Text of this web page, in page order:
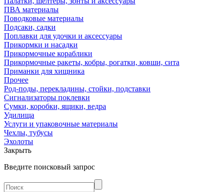
ПВА материалы
Поводковые материалы
Подсаки, садки
Поплавки для удочки и аксессуары
Прикормки и насадки
Прикормочные кораблики
Прикормочные ракеты, кобры, рогатки, ковши, сита
Приманки для хищника
Прочее
Род-поды, перекладины, стойки, подставки
Сигнализаторы поклевки
Сумки, коробки, ящики, ведра
Удилища
Услуги и упаковочные материалы
Чехлы, тубусы
Эхолоты
Закрыть
Введите поисковый запрос